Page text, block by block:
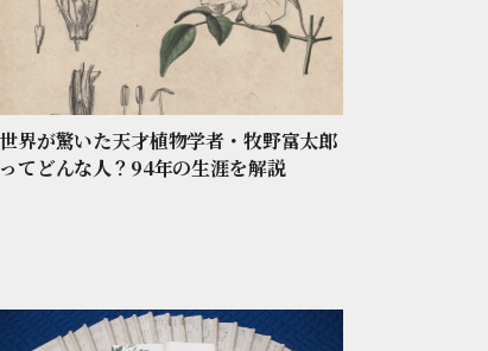
世界が驚いた天才植物学者・牧野富太郎
ってどんな人？94年の生涯を解説